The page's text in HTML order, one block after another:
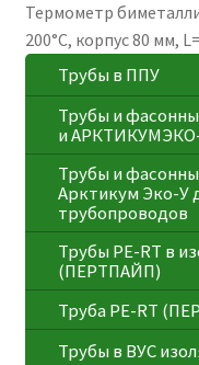
Термометр
200°С, корпус 80 мм,
Трубы в ППУ
Трубы и
и
Трубы и
Арктикум Эко-У
трубопроводов
Трубы PE-RT в
(ПЕРТПАЙП)
⁠Трубa PE-RT
Трубы в ВУС